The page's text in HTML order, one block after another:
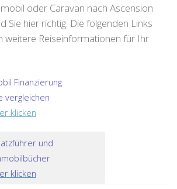
oder Caravan nach Ascension
Sie hier richtig. Die folgenden Links
weitere Reiseinformationen für Ihr
Finanzierung
vergleichen
klicken
und
klicken